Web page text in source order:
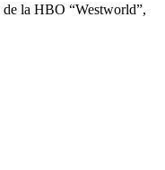
de la HBO “Westworld”,